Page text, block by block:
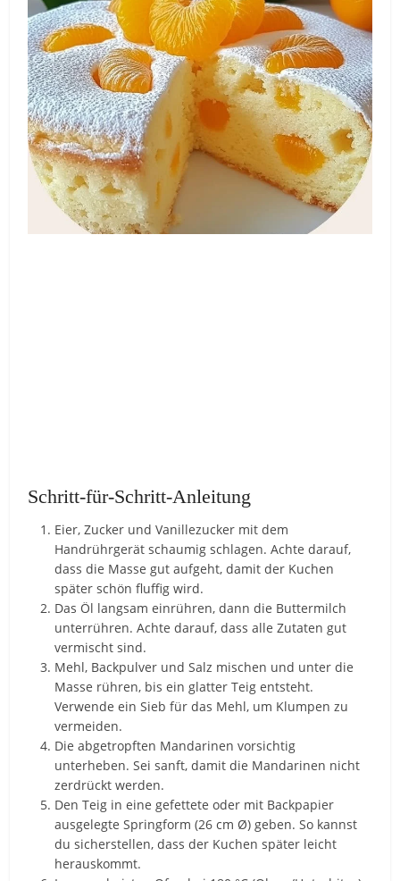
Schritt-für-Schritt-Anleitung
Eier, Zucker und Vanillezucker mit dem
Handrührgerät schaumig schlagen. Achte darauf,
dass die Masse gut aufgeht, damit der Kuchen
später schön fluffig wird.
Das Öl langsam einrühren, dann die Buttermilch
unterrühren. Achte darauf, dass alle Zutaten gut
vermischt sind.
Mehl, Backpulver und Salz mischen und unter die
Masse rühren, bis ein glatter Teig entsteht.
Verwende ein Sieb für das Mehl, um Klumpen zu
vermeiden.
Die abgetropften Mandarinen vorsichtig
unterheben. Sei sanft, damit die Mandarinen nicht
zerdrückt werden.
Den Teig in eine gefettete oder mit Backpapier
ausgelegte Springform (26 cm Ø) geben. So kannst
du sicherstellen, dass der Kuchen später leicht
herauskommt.